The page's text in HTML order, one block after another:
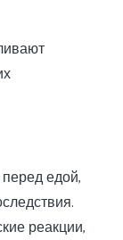
едой,
реакции,